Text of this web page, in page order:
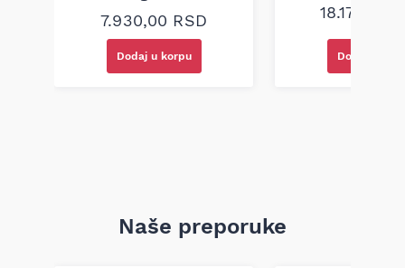
7.930,00 RSD
Dodaj u korpu
18.170,00
Dodaj u
Naše preporuke